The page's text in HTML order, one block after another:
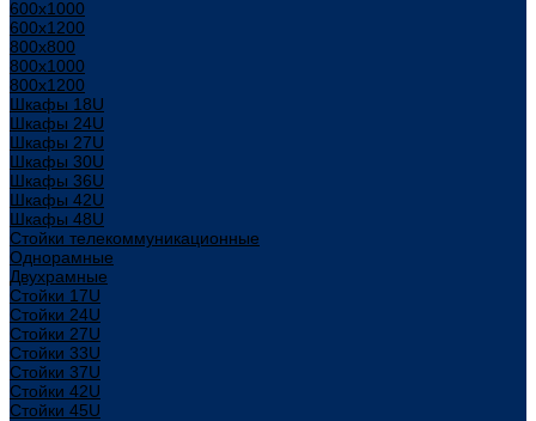
600х1000
600х1200
800x800
800х1000
800х1200
Шкафы 18U
Шкафы 24U
Шкафы 27U
Шкафы 30U
Шкафы 36U
Шкафы 42U
Шкафы 48U
Стойки телекоммуникационные
Однорамные
Двухрамные
Стойки 17U
Стойки 24U
Стойки 27U
Стойки 33U
Стойки 37U
Стойки 42U
Стойки 45U